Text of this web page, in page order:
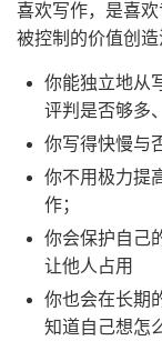
喜欢写作，是喜
被控制的价值创造
你能独立地从
评判是否够多
你写得快慢与
你不用极力提
作；
你会保护自己
让他人占用
你也会在长期
知道自己想怎